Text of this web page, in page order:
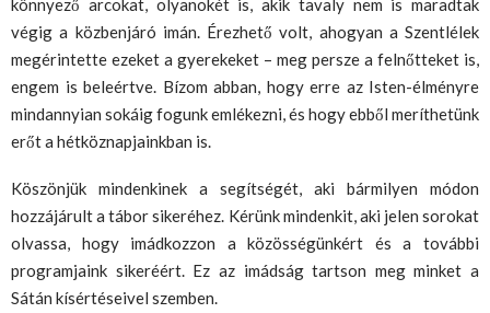
végig a közbenjáró imán. Érezhető volt, ahogyan a Szentlélek
megérintette ezeket a gyerekeket – meg persze a felnőtteket is,
engem is beleértve. Bízom abban, hogy erre az Isten-élményre
mindannyian sokáig fogunk emlékezni, és hogy ebből meríthetünk
erőt a hétköznapjainkban is.
Köszönjük mindenkinek a segítségét, aki bármilyen módon
hozzájárult a tábor sikeréhez. Kérünk mindenkit, aki jelen sorokat
olvassa, hogy imádkozzon a közösségünkért és a további
programjaink sikeréért. Ez az imádság tartson meg minket a
Sátán kísértéseivel szemben.